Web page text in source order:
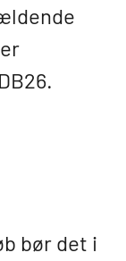
bør det i